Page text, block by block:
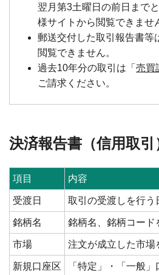
翌月第3土曜日の前日まで
様サイトから閲覧できませ
郵送交付した取引報告書等
閲覧できません。
過去10年分の取引は「売買
ご請求ください。
決済報告書（信用取引
項目 内容
受渡日 取引の受渡しを行う
銘柄名 銘柄名、銘柄コード
市場 注文が成立した市場
新規口座区
「特定」・「一般